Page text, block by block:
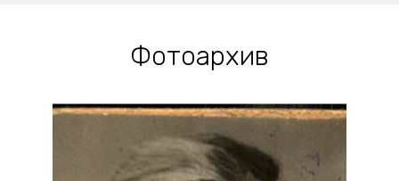
Фотоархив